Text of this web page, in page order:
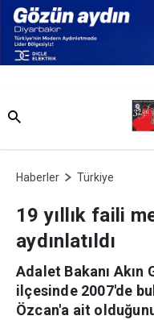
Haberler Türkiye
19 yıllık faili
aydınlatıldı
Adalet Bakanı Akın
ilçesinde 2007'de
Özcan'a ait